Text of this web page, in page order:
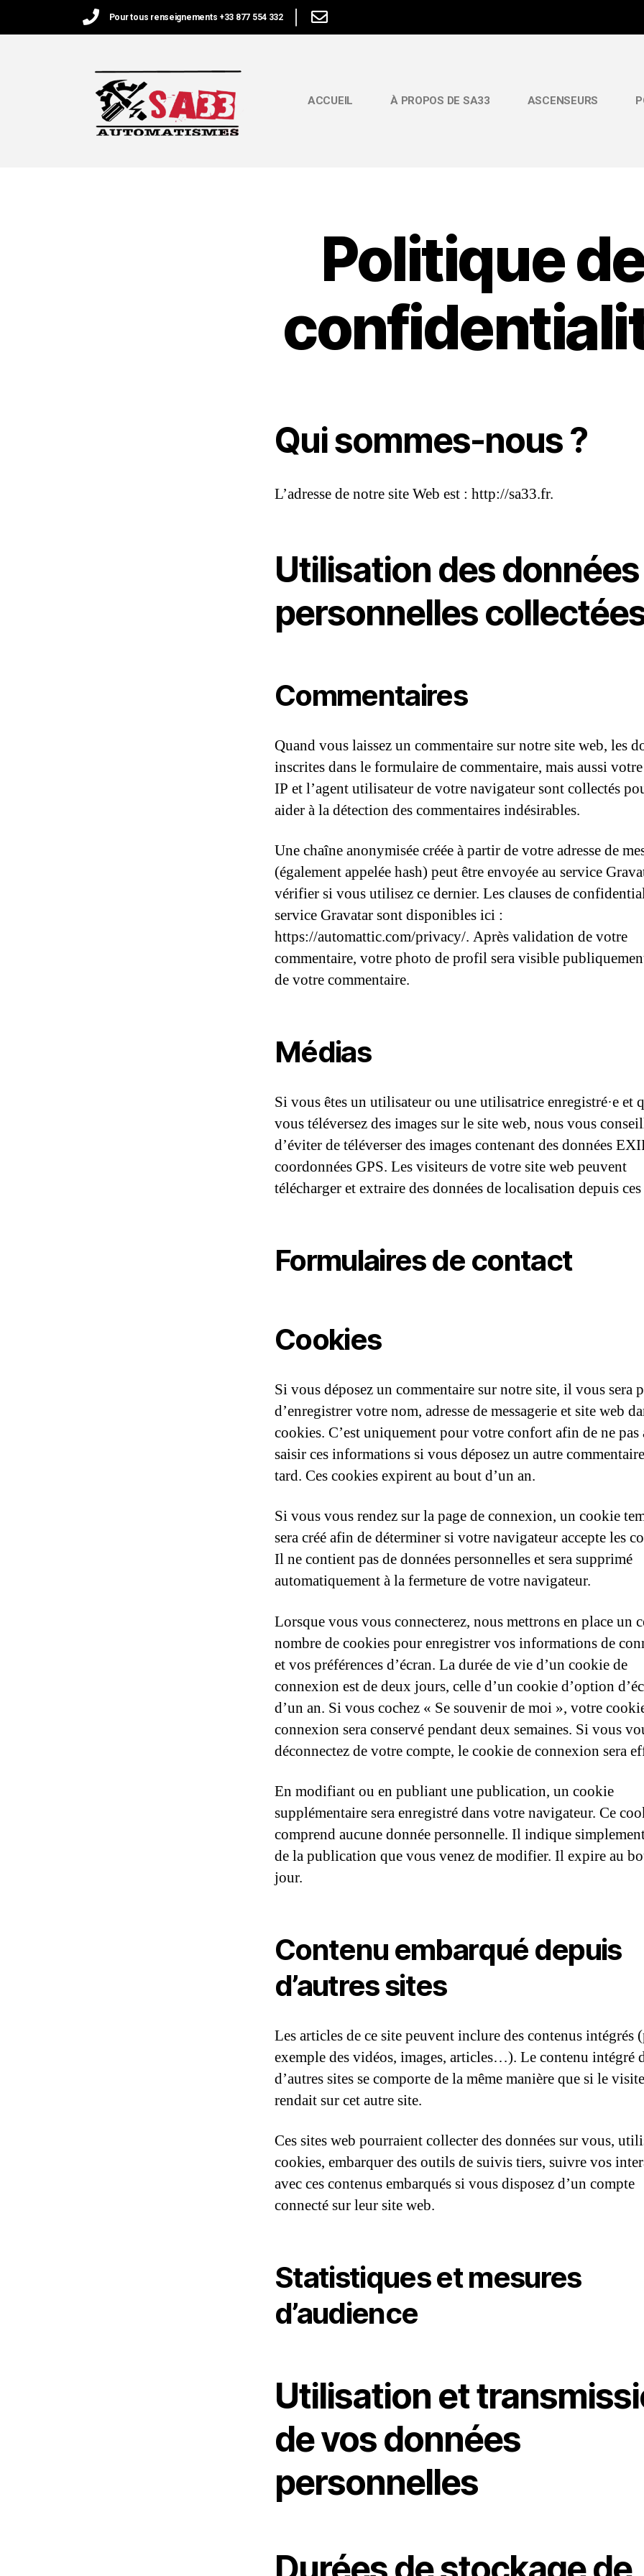
Pour tous renseignements +33 877 554 332
ACCUEIL À PROPOS DE SA33 ASCENSEURS
Politique
Qui sommes-nous ?
L’adresse de notre site Web est : http://sa33.fr.
Utilisation des données
personnelles
Commentaires
Quand vous laissez un commentaire sur notre site web, les
inscrites dans le formulaire de commentaire, mais aussi votre
IP et l’agent utilisateur de votre navigateur sont collectés
aider à la détection des commentaires indésirables.
Une chaîne anonymisée créée à partir de votre adresse de
(également appelée hash) peut être envoyée au service
vérifier si vous utilisez ce dernier. Les clauses de
service Gravatar sont disponibles ici :
https://automattic.com/privacy/. Après validation de votre
commentaire, votre photo de profil sera visible
de votre commentaire.
Médias
Si vous êtes un utilisateur ou une utilisatrice enregistré·e et
vous téléversez des images sur le site web, nous vous
d’éviter de téléverser des images contenant des données
coordonnées GPS. Les visiteurs de votre site web peuvent
télécharger et extraire des données de localisation depuis
Formulaires de contact
Cookies
Si vous déposez un commentaire sur notre site, il vous sera
d’enregistrer votre nom, adresse de messagerie et site web
cookies. C’est uniquement pour votre confort afin de ne pas
saisir ces informations si vous déposez un autre
tard. Ces cookies expirent au bout d’un an.
Si vous vous rendez sur la page de connexion, un cookie
sera créé afin de déterminer si votre navigateur accepte les
Il ne contient pas de données personnelles et sera supprimé
automatiquement à la fermeture de votre navigateur.
Lorsque vous vous connecterez, nous mettrons en place un
nombre de cookies pour enregistrer vos informations de
et vos préférences d’écran. La durée de vie d’un cookie de
connexion est de deux jours, celle d’un cookie d’option
d’un an. Si vous cochez « Se souvenir de moi », votre
connexion sera conservé pendant deux semaines. Si vous
déconnectez de votre compte, le cookie de connexion sera
En modifiant ou en publiant une publication, un cookie
supplémentaire sera enregistré dans votre navigateur. Ce
comprend aucune donnée personnelle. Il indique
de la publication que vous venez de modifier. Il expire au
jour.
Contenu embarqué depuis
d’autres sites
Les articles de ce site peuvent inclure des contenus intégrés
exemple des vidéos, images, articles…). Le contenu intégré
d’autres sites se comporte de la même manière que si le
rendait sur cet autre site.
Ces sites web pourraient collecter des données sur vous,
cookies, embarquer des outils de suivis tiers, suivre vos
avec ces contenus embarqués si vous disposez d’un compte
connecté sur leur site web.
Statistiques et mesures
d’audience
Utilisation et
de vos données
personnelles